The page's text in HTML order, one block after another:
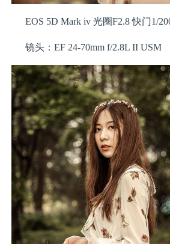
EOS 5D Mark iv 光圈F2.8 快门1/
镜头：EF 24-70mm f/2.8L II USM